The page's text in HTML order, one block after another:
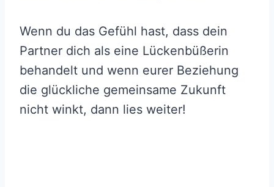
Wenn du das Gefühl hast, dass dein
Partner dich als eine Lückenbüßerin
behandelt und wenn eurer Beziehung
die glückliche gemeinsame Zukunft
nicht winkt, dann lies weiter!